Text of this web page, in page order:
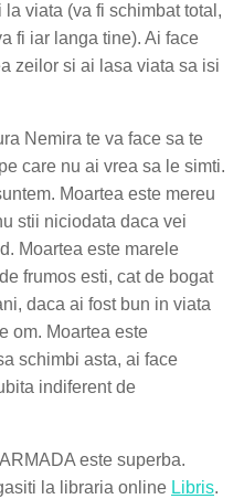
viata (va fi schimbat total,
fi iar langa tine). Ai face
zeilor si ai lasa viata sa isi
Nemira te va face sa te
care nu ai vrea sa le simti.
Moartea este mereu
stii niciodata daca vei
Moartea este marele
frumos esti, cat de bogat
daca ai fost bun in viata
om. Moartea este
schimbi asta, ai face
indiferent de
este superba.
la libraria online Libris.